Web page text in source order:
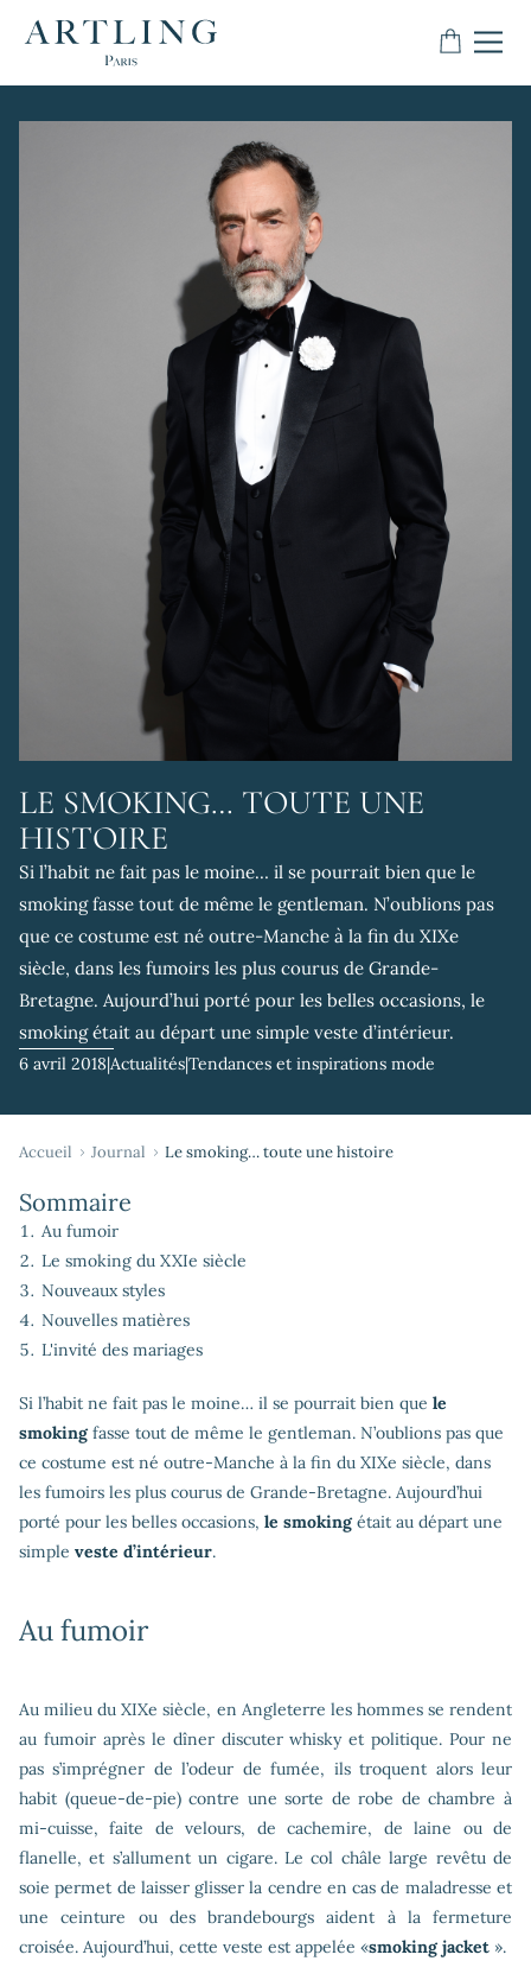
LE SMOKING… TOUTE UNE
HISTOIRE
Si l’habit ne fait pas le moine… il se pourrait bien que le
smoking fasse tout de même le gentleman. N’oublions pas
que ce costume est né outre-Manche à la fin du XIXe
siècle, dans les fumoirs les plus courus de Grande-
Bretagne. Aujourd’hui porté pour les belles occasions, le
smoking était au départ une simple veste d’intérieur.
6 avril 2018|Actualités|Tendances et inspirations mode
Accueil Journal Le smoking… toute une histoire
Sommaire
Au fumoir
Le smoking du XXIe siècle
Nouveaux styles
Nouvelles matières
L'invité des mariages
Si l’habit ne fait pas le moine… il se pourrait bien que le
smokingfasse tout de même le gentleman. N’oublions pas que
ce costume est né outre-Manche à la fin du XIXe siècle, dans
les fumoirs les plus courus de Grande-Bretagne. Aujourd’hui
porté pour les belles occasions, le smokingétait au départ une
simple veste d’intérieur.
Au fumoir
Au milieu du XIXe siècle, en Angleterre les hommes se rendent
au fumoir après le dîner discuter whisky et politique. Pour ne
pas s’imprégner de l’odeur de fumée, ils troquent alors leur
habit (queue-de-pie) contre une sorte de robe de chambre à
mi-cuisse, faite de velours, de cachemire, de laine ou de
flanelle, et s’allument un cigare. Le col châle large revêtu de
soie permet de laisser glisser la cendre en cas de maladresse et
une ceinture ou des brandebourgs aident à la fermeture
croisée. Aujourd’hui, cette veste est appelée «smoking jacket ».